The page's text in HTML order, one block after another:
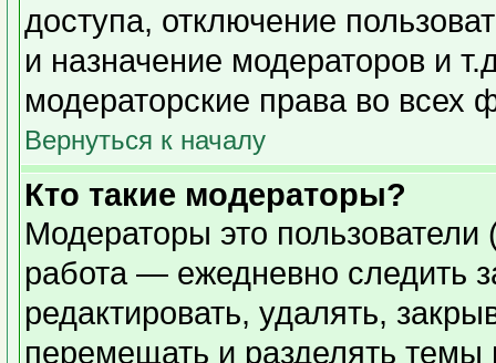
доступа, отключение
и назначение модераторов и
модераторские права во всех
Вернуться к началу
Кто такие модераторы?
Модераторы это пользователи
работа — ежедневно следить
редактировать, удалять,
перемещать и разделять темы